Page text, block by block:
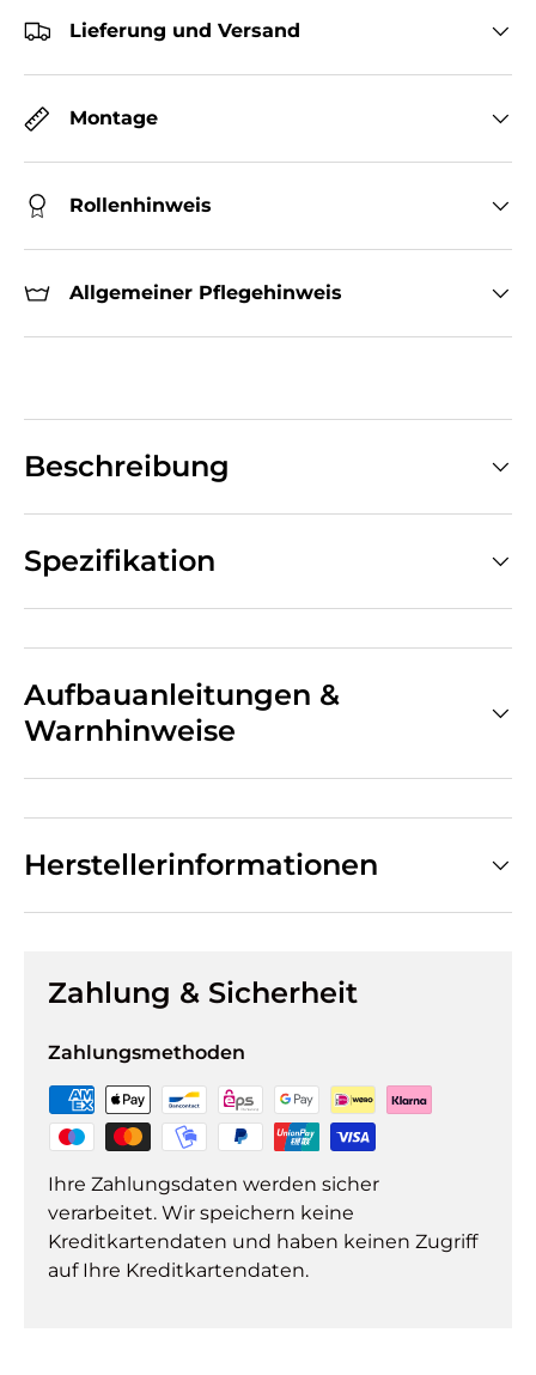
Lieferung und Versand
Montage
Rollenhinweis
Allgemeiner Pflegehinweis
Beschreibung
Spezifikation
Aufbauanleitungen &
Warnhinweise
Herstellerinformationen
Zahlung & Sicherheit
Zahlungsmethoden
Ihre Zahlungsdaten werden sicher
verarbeitet. Wir speichern keine
Kreditkartendaten und haben keinen Zugriff
auf Ihre Kreditkartendaten.